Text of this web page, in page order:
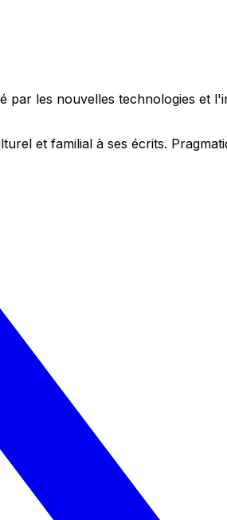
par les nouvelles technologies et
et familial à ses écrits.